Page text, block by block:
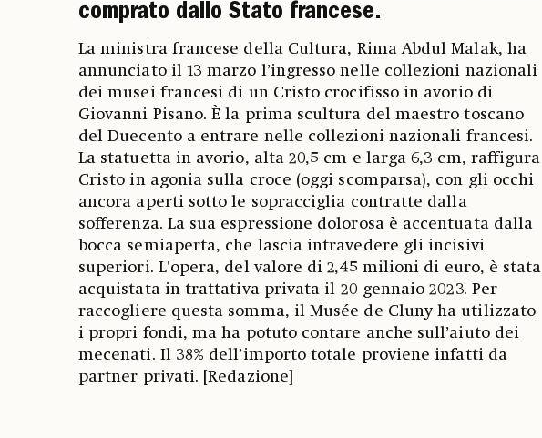
comprato dallo Stato francese.
La ministra francese della Cultura, Rima Abdul Malak, ha
annunciato il 13 marzo l’ingresso nelle collezioni nazionali
dei musei francesi di un Cristo crocifisso in avorio di
Giovanni Pisano. È la prima scultura del maestro toscano
del Duecento a entrare nelle collezioni nazionali francesi.
La statuetta in avorio, alta 20,5 cm e larga 6,3 cm, raffigura
Cristo in agonia sulla croce (oggi scomparsa), con gli occhi
ancora aperti sotto le sopracciglia contratte dalla
sofferenza. La sua espressione dolorosa è accentuata dalla
bocca semiaperta, che lascia intravedere gli incisivi
superiori. L'opera, del valore di 2,45 milioni di euro, è stata
acquistata in trattativa privata il 20 gennaio 2023. Per
raccogliere questa somma, il Musée de Cluny ha utilizzato
i propri fondi, ma ha potuto contare anche sull’aiuto dei
mecenati. Il 38% dell’importo totale proviene infatti da
partner privati. [Redazione]